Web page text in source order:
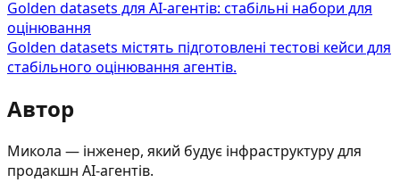
Golden datasets для AI-агентів: стабільні набори для
оцінювання
Golden datasets містять підготовлені тестові кейси для
стабільного оцінювання агентів.
Автор
Микола — інженер, який будує інфраструктуру для
продакшн AI-агентів.